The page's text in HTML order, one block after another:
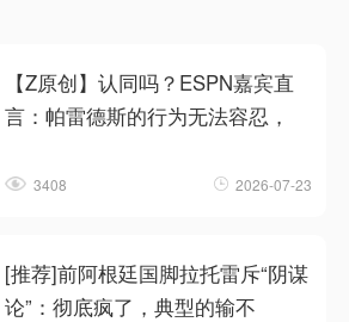
【Z原创】认同吗？ESPN嘉宾直
言：帕雷德斯的行为无法容忍，
3408 2026-07-23
[推荐]前阿根廷国脚拉托雷斥“阴谋
论”：彻底疯了，典型的输不